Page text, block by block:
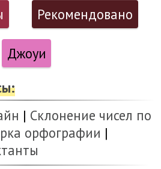
Рекомендовано
Джоуи
| Склонение чисел по
орфографии |